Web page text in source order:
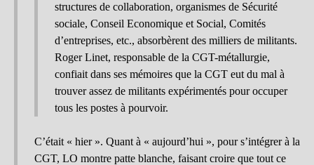
structures de collaboration, organismes de Sécurité
sociale, Conseil Economique et Social, Comités
d’entreprises, etc., absorbèrent des milliers de militants.
Roger Linet, responsable de la CGT-métallurgie,
confiait dans ses mémoires que la CGT eut du mal à
trouver assez de militants expérimentés pour occuper
tous les postes à pourvoir.
C’était « hier ». Quant à « aujourd’hui », pour s’intégrer à la
CGT, LO montre patte blanche, faisant croire que tout ce